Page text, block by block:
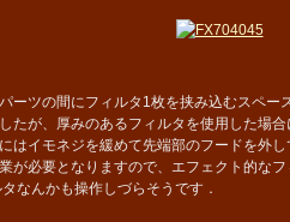
ーツの間にフィルタ1枚を挟み込むスペー
たが、厚みのあるフィルタを使用した場
はイモネジを緩めて先端部のフードを外
が必要となりますので、エフェクト的な
なんかも操作しづらそうです．